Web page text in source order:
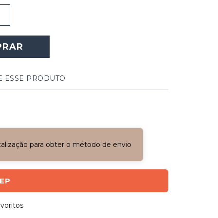
ESSE PRODUTO
para obter o método de envio